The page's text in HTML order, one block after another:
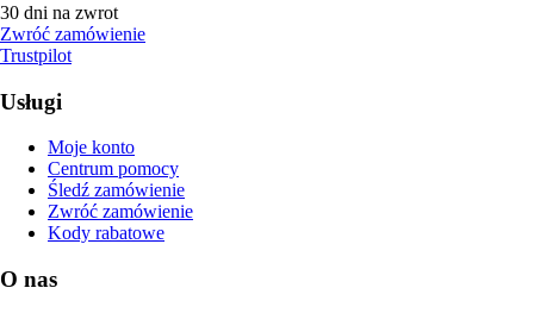
30 dni na zwrot
Zwróć zamówienie
Trustpilot
Usługi
Moje konto
Centrum pomocy
Śledź zamówienie
Zwróć zamówienie
Kody rabatowe
O nas